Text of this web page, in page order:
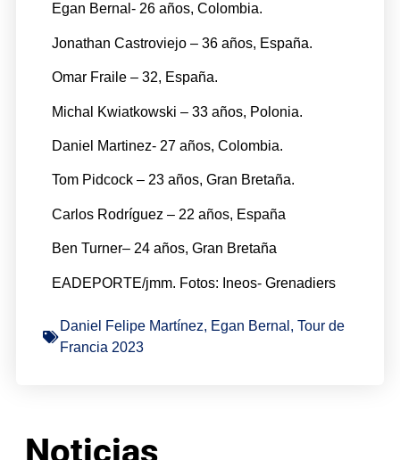
Egan Bernal- 26 años, Colombia.
Jonathan Castroviejo – 36 años, España.
Omar Fraile – 32, España.
Michal Kwiatkowski – 33 años, Polonia.
Daniel Martinez- 27 años, Colombia.
Tom Pidcock – 23 años, Gran Bretaña.
Carlos Rodríguez – 22 años, España
Ben Turner– 24 años, Gran Bretaña
EADEPORTE/jmm. Fotos: Ineos- Grenadiers
Daniel Felipe Martínez, Egan Bernal , Tour de
Francia 2023
Noticias